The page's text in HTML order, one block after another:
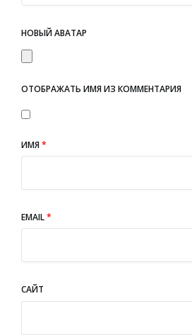
НОВЫЙ АВАТАР
ОТОБРАЖАТЬ ИМЯ ИЗ КОММЕНТАРИЯ
ИМЯ*
EMAIL*
САЙТ